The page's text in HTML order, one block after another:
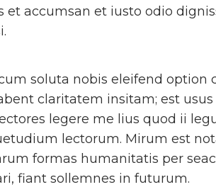
et accumsan et iusto odio
soluta nobis eleifend
claritatem insitam; est
legere me lius quod ii
lectorum. Mirum est
formas humanitatis per
fiant sollemnes in futurum.